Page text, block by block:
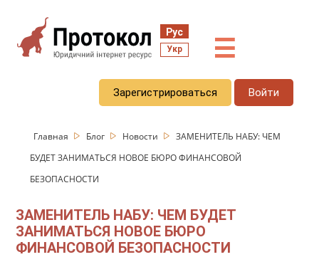
Рус
Укр ☰
Зарегистрироваться Войти
Главная Блог Новости
ЗАМЕНИТЕЛЬ НАБУ: ЧЕМ
БУДЕТ ЗАНИМАТЬСЯ НОВОЕ БЮРО ФИНАНСОВОЙ
БЕЗОПАСНОСТИ
ЗАМЕНИТЕЛЬ НАБУ: ЧЕМ БУДЕТ
ЗАНИМАТЬСЯ НОВОЕ БЮРО
ФИНАНСОВОЙ БЕЗОПАСНОСТИ